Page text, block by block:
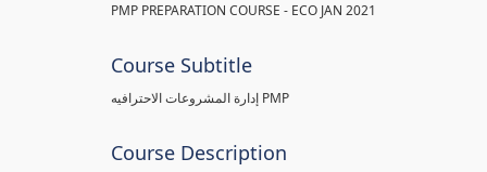
PMP PREPARATION COURSE - ECO JAN 2021
Course Subtitle
إدارة المشروعات الاحترافيه PMP
Course Description